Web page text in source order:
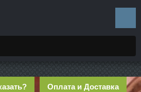
Оплата и Доставка